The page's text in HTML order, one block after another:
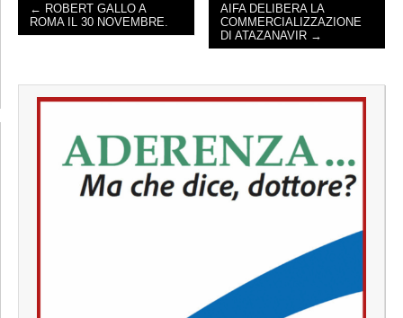
POST NAVIGATION
← ROBERT GALLO A
ROMA IL 30 NOVEMBRE.
AIFA DELIBERA LA
COMMERCIALIZZAZIONE
DI ATAZANAVIR →